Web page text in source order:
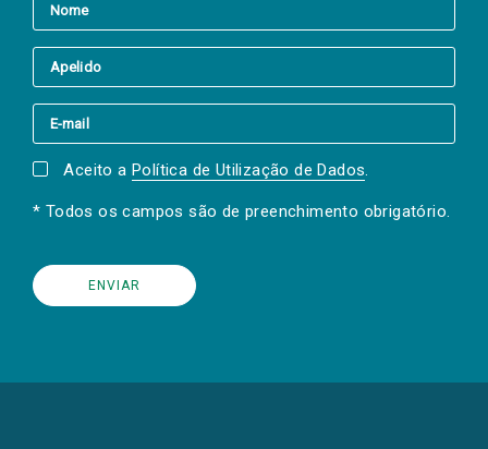
Aceito a Política de Utilização de Dados.
* Todos os campos são de preenchimento obrigatório.